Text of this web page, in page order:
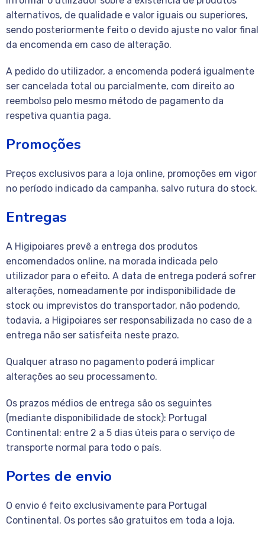
alternativos, de qualidade e valor iguais ou superiores,
sendo posteriormente feito o devido ajuste no valor final
da encomenda em caso de alteração.
A pedido do utilizador, a encomenda poderá igualmente
ser cancelada total ou parcialmente, com direito ao
reembolso pelo mesmo método de pagamento da
respetiva quantia paga.
Promoções
Preços exclusivos para a loja online, promoções em vigor
no período indicado da campanha, salvo rutura do stock.
Entregas
A Higipoiares prevê a entrega dos produtos
encomendados online, na morada indicada pelo
utilizador para o efeito. A data de entrega poderá sofrer
alterações, nomeadamente por indisponibilidade de
stock ou imprevistos do transportador, não podendo,
todavia, a Higipoiares ser responsabilizada no caso de a
entrega não ser satisfeita neste prazo.
Qualquer atraso no pagamento poderá implicar
alterações ao seu processamento.
Os prazos médios de entrega são os seguintes
(mediante disponibilidade de stock): Portugal
Continental: entre 2 a 5 dias úteis para o serviço de
transporte normal para todo o país.
Portes de envio
O envio é feito exclusivamente para Portugal
Continental. Os portes são gratuitos em toda a loja.